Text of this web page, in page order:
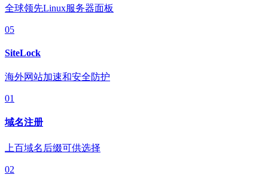
全球领先Linux服务器面板
05
SiteLock
海外网站加速和安全防护
01
域名注册
上百域名后缀可供选择
02